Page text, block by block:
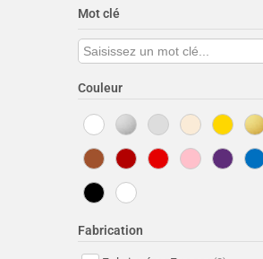
Mot clé
Couleur
Fabrication